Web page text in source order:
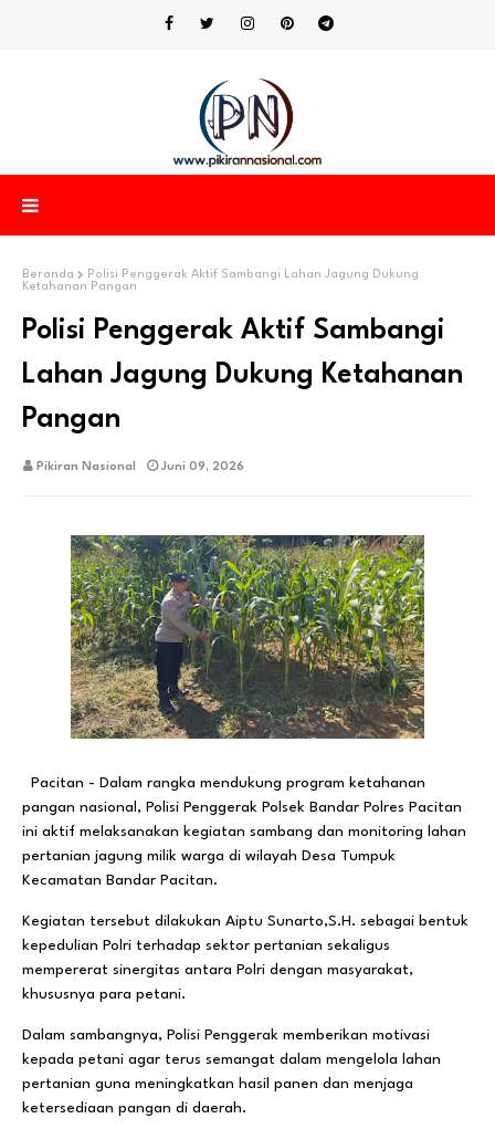
Beranda
Polisi Penggerak Aktif Sambangi Lahan Jagung Dukung
Ketahanan Pangan
Polisi Penggerak Aktif Sambangi
Lahan Jagung Dukung Ketahanan
Pangan
Pikiran Nasional Juni 09, 2026
Pacitan - Dalam rangka mendukung program ketahanan
pangan nasional, Polisi Penggerak Polsek Bandar Polres Pacitan
ini aktif melaksanakan kegiatan sambang dan monitoring lahan
pertanian jagung milik warga di wilayah Desa Tumpuk
Kecamatan Bandar Pacitan.
Kegiatan tersebut dilakukan Aiptu Sunarto,S.H. sebagai bentuk
kepedulian Polri terhadap sektor pertanian sekaligus
mempererat sinergitas antara Polri dengan masyarakat,
khususnya para petani.
Dalam sambangnya, Polisi Penggerak memberikan motivasi
kepada petani agar terus semangat dalam mengelola lahan
pertanian guna meningkatkan hasil panen dan menjaga
ketersediaan pangan di daerah.